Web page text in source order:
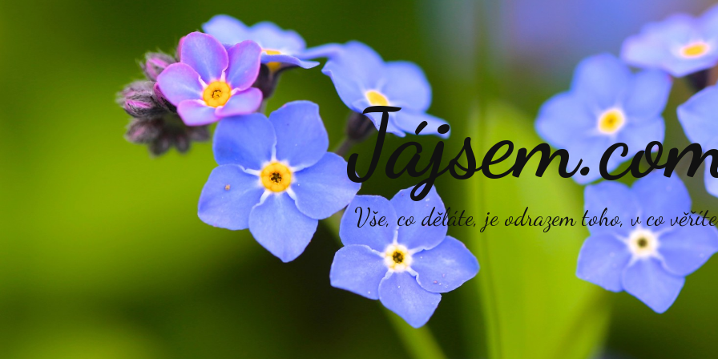
Vše, co děláte, je odrazem toho, v co